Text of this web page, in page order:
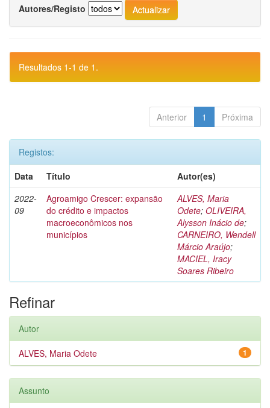
Autores/Registo
Resultados 1-1 de 1.
Anterior 1 Próxima
Registos:
Data
Título
Autor(es)
2022-
09
Agroamigo Crescer: expansão
do crédito e impactos
macroeconômicos nos
municípios
ALVES, Maria
Odete; OLIVEIRA,
Alysson Inácio de;
CARNEIRO, Wendell
Márcio Araújo;
MACIEL, Iracy
Soares Ribeiro
Refinar
Autor
1
ALVES, Maria Odete
Assunto